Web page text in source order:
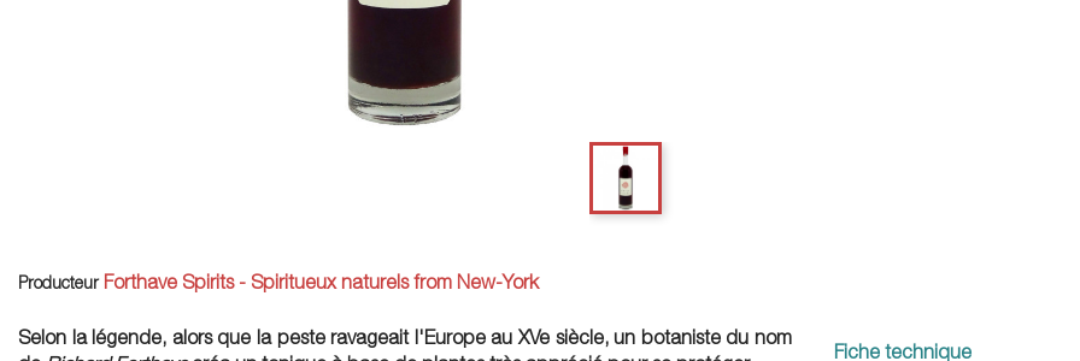
Producteur Forthave Spirits - Spiritueux naturels from New-York
Selon la légende, alors que la peste ravageait l'Europe au XVe siècle, un botaniste du nom
Fiche technique